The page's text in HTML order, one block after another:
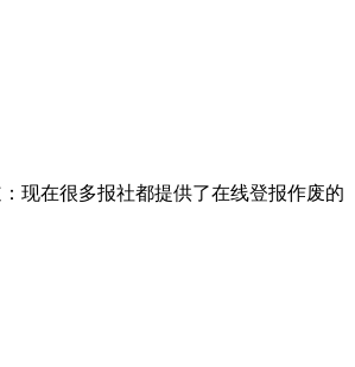
现在很多报社都提供了在线登报作废的